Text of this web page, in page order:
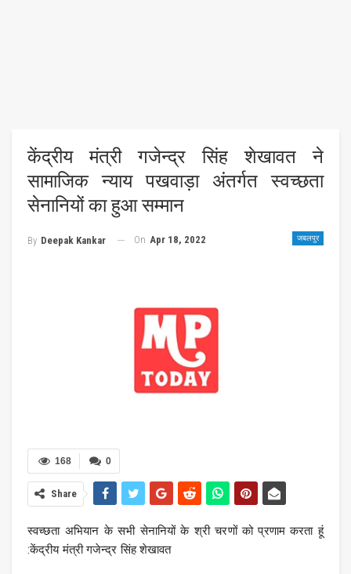
केंद्रीय मंत्री गजेन्द्र सिंह शेखावत ने
सामाजिक न्याय पखवाड़ा अंतर्गत स्वच्छता
सेनानियों का हुआ सम्मान
जबलपुर
By Deepak Kankar On Apr 18, 2022
0
168
Share
स्वच्छता अभियान के सभी सेनानियों के श्री चरणों को प्रणाम करता हूं
:केंद्रीय मंत्री गजेन्द्र सिंह शेखावत